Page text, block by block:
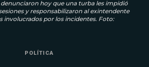
hoy que una turba les impidió
y responsabilizaron al exintendente
involucrados por los incidentes. Foto:
POLÍTICA